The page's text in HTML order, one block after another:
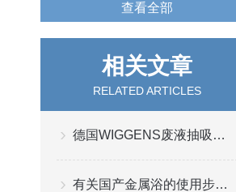
查看全部
相关文章
RELATED ARTICLES
德国WIGGENS废液抽吸系统使用效果如何？
有关国产金属浴的使用步骤介绍